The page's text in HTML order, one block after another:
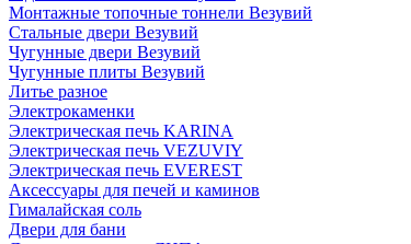
Монтажные топочные тоннели Везувий
Стальные двери Везувий
Чугунные двери Везувий
Чугунные плиты Везувий
Литье разное
Электрокаменки
Электрическая печь KARINA
Электрическая печь VEZUVIY
Электрическая печь EVEREST
Аксессуары для печей и каминов
Гималайская соль
Двери для бани